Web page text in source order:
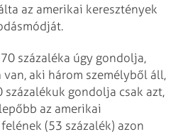
az amerikai keresztények
százaléka úgy gondolja,
van, aki három személyből áll,
százalékuk gondolja csak azt,
az amerikai
(53 százalék) azon